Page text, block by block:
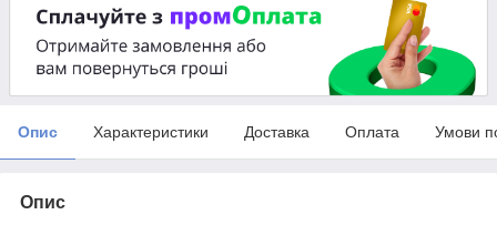
Опис Характеристики Доставка Оплата Умови
Опис